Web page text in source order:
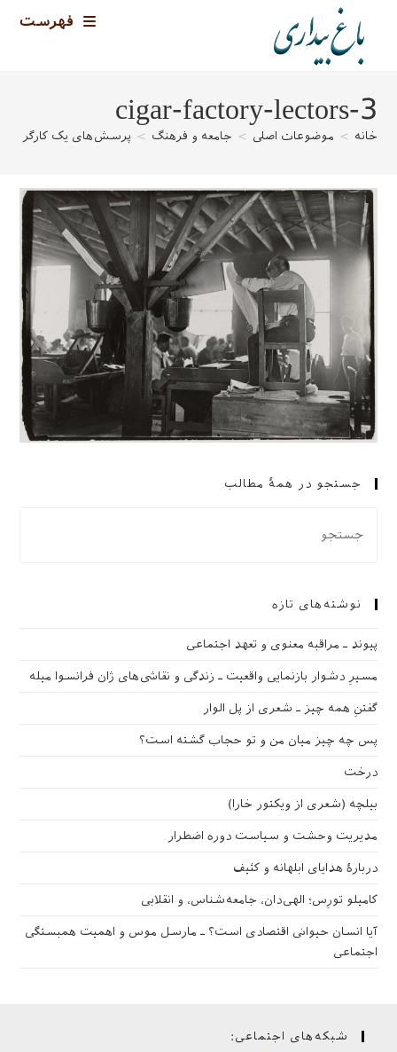
فهرست
cigar-factory-lectors-3
خانه > موضوعات اصلی > جامعه و فرهنگ > پرسش‌های یک کارگر
جستجو در همهٔ مطالب
نوشته‌های تازه
پیوند ـ مراقبه‌ معنوی و تعهد اجتماعی
مسیرِ دشوار بازنمایی واقعیت ـ زندگی و نقاشی‌های ژان فرانسوا میله
گفتنِ همه چیز ـ شعری از پل الوار
پس چه چیز میان من و تو حجاب گشته است؟
درخت
بیلچه (شعری از ویکتور خارا)
مدیریت وحشت و سیاست دوره اضطرار
دربارهٔ هدایای ابلهانه و کثیف
کامیلو تورِس؛ الهی‌دان، جامعه‌شناس، و انقلابی
آیا انسان حیوانی اقتصادی است؟ ـ مارسل موس و اهمیت همبستگی
اجتماعی
شبکه‌های اجتماعی: